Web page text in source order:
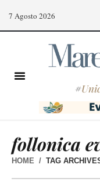
7 Agosto 2026
#
follonica
HOME TAG